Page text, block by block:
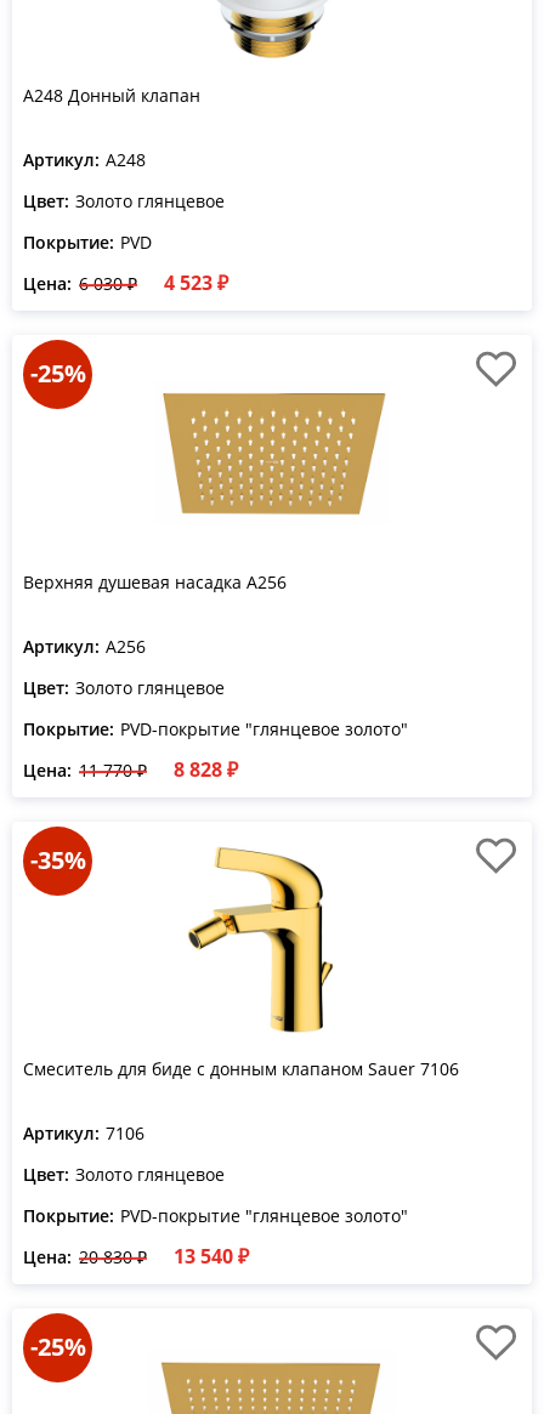
A248 Донный клапан
Артикул: A248
Цвет: Золото глянцевое
Покрытие: PVD
Цена: 6 030 ₽ 4 523 ₽
-25%
Верхняя душевая насадка A256
Артикул: A256
Цвет: Золото глянцевое
Покрытие: PVD-покрытие "глянцевое золото"
Цена: 11 770 ₽ 8 828 ₽
-35%
Смеситель для биде с донным клапаном Sauer 7106
Артикул: 7106
Цвет: Золото глянцевое
Покрытие: PVD-покрытие "глянцевое золото"
Цена: 20 830 ₽ 13 540 ₽
-25%